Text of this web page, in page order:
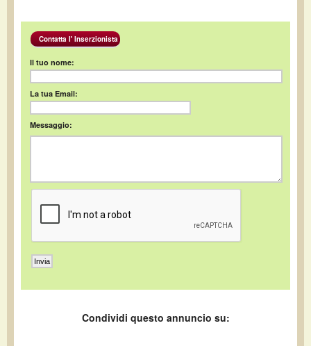
Contatta l' Inserzionista
Il tuo nome:
La tua Email:
Messaggio:
Condividi questo annuncio su: